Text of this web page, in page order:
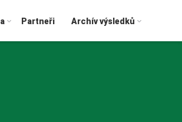
Partneři Archív výsledků